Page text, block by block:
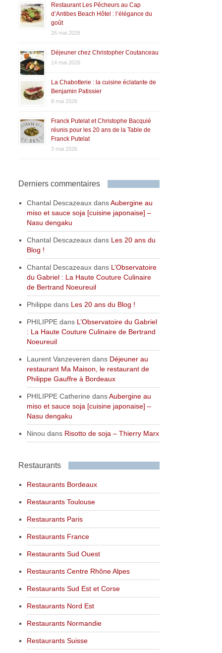
Restaurant Les Pêcheurs au Cap
d’Antibes Beach Hôtel : l’élégance du
goût
26 mai 2026
Déjeuner chez Christopher Coutanceau
14 mai 2026
La Chabotterie : la cuisine éclatante de
Benjamin Patissier
8 mai 2026
Franck Putelat et Christophe Bacquié
réunis pour les 20 ans de la Table de
Franck Putelat
3 mai 2026
Derniers commentaires
Chantal Descazeaux dansAubergine au
miso et sauce soja [cuisine japonaise] –
Nasu dengaku
Chantal Descazeaux dans Les 20 ans du
Blog !
Chantal Descazeaux dans L’Observatoire
du Gabriel : La Haute Couture Culinaire
de Bertrand Noeureuil
Philippe dans Les 20 ans du Blog !
PHILIPPE dans L’Observatoire du Gabriel
: La Haute Couture Culinaire de Bertrand
Noeureuil
Laurent Vanzeveren dans Déjeuner au
restaurant Ma Maison, le restaurant de
Philippe Gauffre à Bordeaux
PHILIPPE Catherine dansAubergine au
miso et sauce soja [cuisine japonaise] –
Nasu dengaku
Ninou dans Risotto de soja – Thierry Marx
Restaurants
Restaurants Bordeaux
Restaurants Toulouse
Restaurants Paris
Restaurants France
Restaurants Sud Ouest
Restaurants Centre Rhône Alpes
Restaurants Sud Est et Corse
Restaurants Nord Est
Restaurants Normandie
Restaurants Suisse